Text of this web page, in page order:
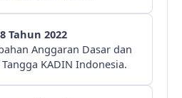
Tahun 2022
Anggaran Dasar dan
KADIN Indonesia.